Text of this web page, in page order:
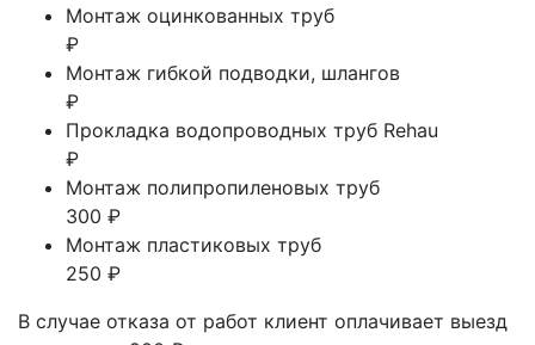
Монтаж оцинкованных труб
₽
Монтаж гибкой подводки, шлангов
₽
Прокладка водопроводных труб Rehau
₽
Монтаж полипропиленовых труб
300 ₽
Монтаж пластиковых труб
250 ₽
В случае отказа от работ клиент оплачивает выезд